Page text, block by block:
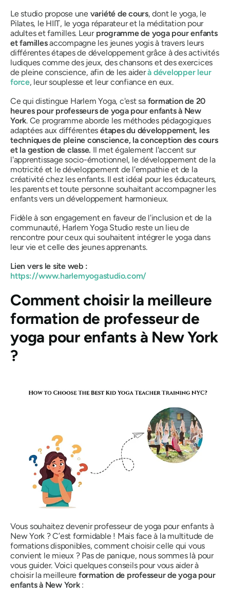
Le studio propose une variété de cours, dont le yoga, le
Pilates, le HIIT, le yoga réparateur et la méditation pour
adultes et familles. Leur programme de yoga pour enfants
et famillesaccompagne les jeunes yogis à travers leurs
différentes étapes de développement grâce à des activités
ludiques comme des jeux, des chansons et des exercices
de pleine conscience, afin de les aiderà développer leur
force, leur souplesse et leur confiance en eux.
Ce qui distingue Harlem Yoga, c'est sa formation de 20
heures pour professeurs de yoga pour enfants à New
York. Ce programme aborde les méthodes pédagogiques
adaptées aux différentes étapes du développement, les
techniques de pleine conscience, la conception des cours
et la gestion de classe. Il met également l'accent sur
l'apprentissage socio-émotionnel, le développement de la
motricité et le développement de l'empathie et de la
créativité chez les enfants. Il est idéal pour les éducateurs,
les parents et toute personne souhaitant accompagner les
enfants vers un développement harmonieux.
Fidèle à son engagement en faveur de l'inclusion et de la
communauté, Harlem Yoga Studio reste un lieu de
rencontre pour ceux qui souhaitent intégrer le yoga dans
leur vie et celle des jeunes apprenants.
Lien vers le site web :
https://www.harlemyogastudio.com/
Comment choisir la meilleure
formation de professeur de
yoga pour enfants à New York
?
Vous souhaitez devenir professeur de yoga pour enfants à
New York ? C’est formidable ! Mais face à la multitude de
formations disponibles, comment choisir celle qui vous
convient le mieux ? Pas de panique, nous sommes là pour
vous guider. Voici quelques conseils pour vous aider à
choisir la meilleure formation de professeur de yoga pour
enfants à New York: